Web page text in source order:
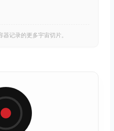
记录的更多宇宙切片。